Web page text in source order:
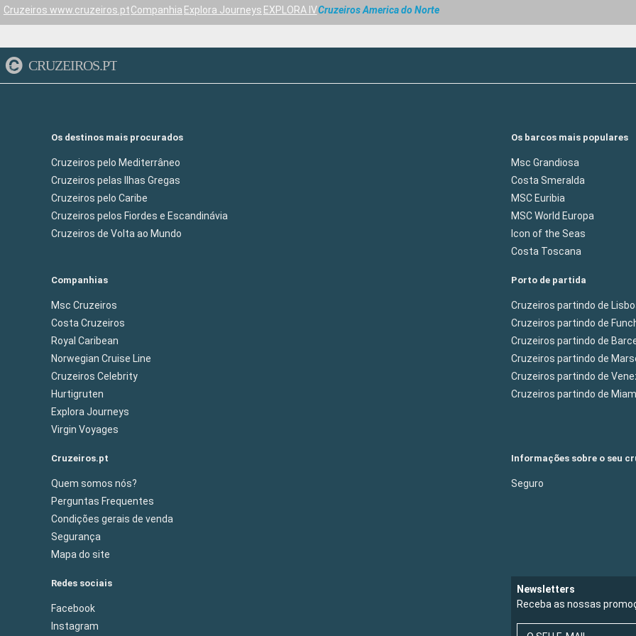
Cruzeiros www.cruzeiros.ptCompanhia Explora Journeys EXPLORA IVCruzeiros America do Norte
CRUZEIROS.PT
Os destinos mais procurados
Cruzeiros pelo Mediterrâneo
Cruzeiros pelas Ilhas Gregas
Cruzeiros pelo Caribe
Cruzeiros pelos Fiordes e Escandinávia
Cruzeiros de Volta ao Mundo
Os barcos mais populares
Msc Grandiosa
Costa Smeralda
MSC Euribia
MSC World Europa
Icon of the Seas
Costa Toscana
Companhias
Msc Cruzeiros
Costa Cruzeiros
Royal Caribean
Norwegian Cruise Line
Cruzeiros Celebrity
Hurtigruten
Explora Journeys
Virgin Voyages
Porto de partida
Cruzeiros partindo de
Cruzeiros partindo de
Cruzeiros partindo de
Cruzeiros partindo de
Cruzeiros partindo de
Cruzeiros partindo de Miam
Cruzeiros.pt
Quem somos nós?
Perguntas Frequentes
Condições gerais de venda
Segurança
Mapa do site
Informações sobre o seu
Seguro
Redes sociais
Facebook
Instagram
Newsletters
Receba as nossas